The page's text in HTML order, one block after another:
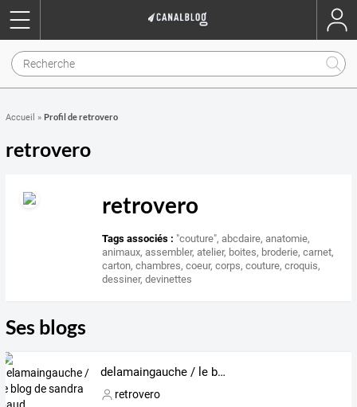
Accueil » Profil de retrovero
retrovero
retrovero
Tags associés : "couture",abcdaire,anatomie,
animaux,assembler,atelier, boites, broderie,carnet,
carton,chambres,coeur,corps,couture,croquis,
dessiner,devinettes
Ses blogs
delamaingauche / le blog de sandra baud
retrovero